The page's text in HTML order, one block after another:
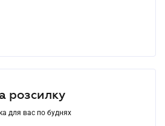
розсилку
для вас по буднях